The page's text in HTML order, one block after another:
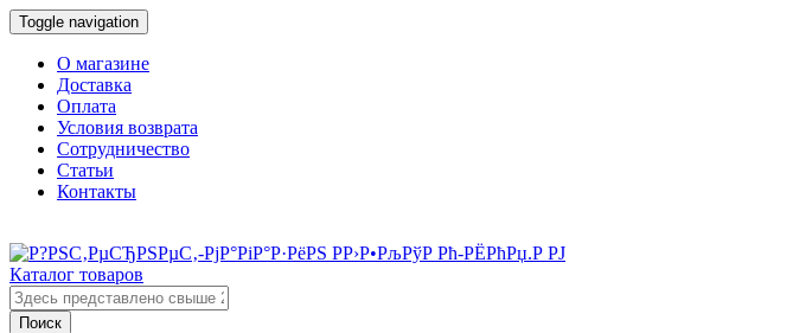
Toggle navigation
О магазине
Доставка
Оплата
Условия возврата
Сотрудничество
Статьи
Контакты
Каталог товаров
Поиск